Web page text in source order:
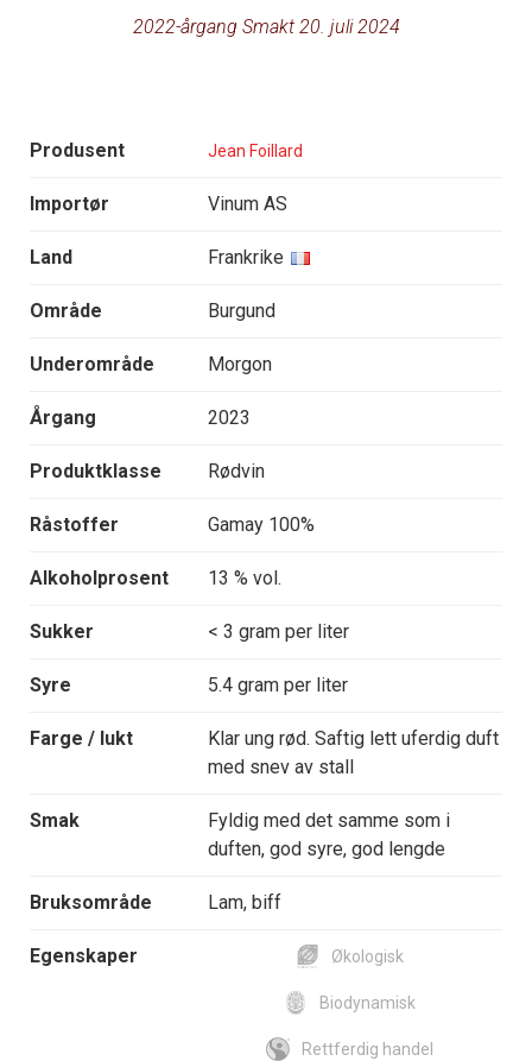
2022-årgang Smakt 20. juli 2024
Produsent Jean Foillard
Importør Vinum AS
Land Frankrike
Område Burgund
Underområde Morgon
Årgang 2023
Produktklasse Rødvin
Råstoffer Gamay 100%
Alkoholprosent 13 % vol.
Sukker < 3 gram per liter
Syre 5.4 gram per liter
Farge / lukt
Klar ung rød. Saftig lett uferdig duft
med snev av stall
Smak
Fyldig med det samme som i
duften, god syre, god lengde
Bruksområde Lam, biff
Egenskaper Økologisk
Biodynamisk
Rettferdig handel